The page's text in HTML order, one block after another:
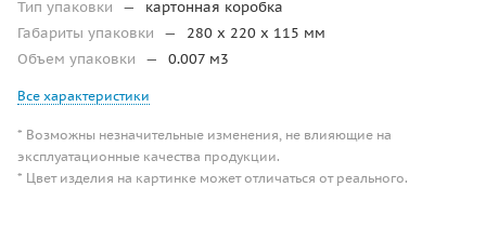
Тип упаковки
—
картонная коробка
Габариты упаковки
—
280 x 220 x 115 мм
Объем упаковки
— 0.007 м3
Все характеристики
* Возможны незначительные изменения, не влияющие на
эксплуатационные качества продукции.
* Цвет изделия на картинке может отличаться от реального.